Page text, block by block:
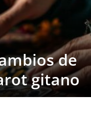
de
gitano